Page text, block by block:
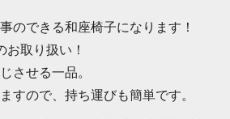
のできる和座椅子になります！
お取り扱い！
させる一品。
すので、持ち運びも簡単です。